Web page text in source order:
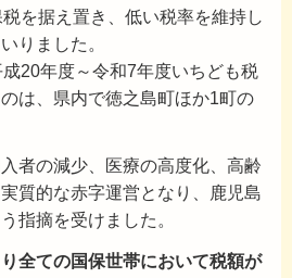
を据え置き、低い税率を維持し
りました。
成20年度～令和7年度いちども税
は、県内で徳之島町ほか1町の
者の減少、医療の高度化、高齢
質的な赤字運営となり、鹿児島
指摘を受けました。
全ての国保世帯において税額が